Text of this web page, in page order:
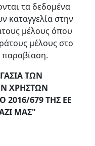
τα δεδομένα
καταγγελία στην
μέλους όπου
μέλους στο
παραβίαση.
ΤΩΝ
ΧΡΗΣΤΩΝ
679 ΤΗΣ ΕΕ
ΜΑΣ"